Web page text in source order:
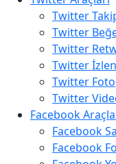
Twitter
Twitter
Twitter
Twitter
Twitter
Twitter
Facebook
Facebook
Facebook